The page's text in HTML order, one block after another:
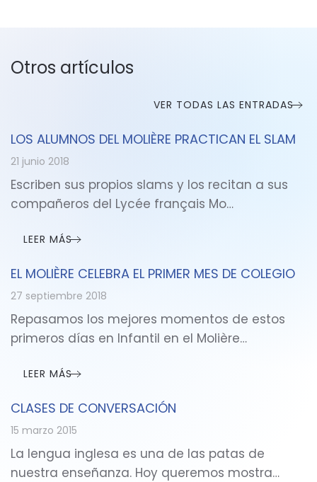
Otros artículos
VER TODAS LAS ENTRADAS
LOS ALUMNOS DEL MOLIÈRE PRACTICAN EL SLAM
21 junio 2018
Escriben sus propios slams y los recitan a sus
compañeros del Lycée français Mo…
LEER MÁS
EL MOLIÈRE CELEBRA EL PRIMER MES DE COLEGIO
27 septiembre 2018
Repasamos los mejores momentos de estos
primeros días en Infantil en el Molière…
LEER MÁS
CLASES DE CONVERSACIÓN
15 marzo 2015
La lengua inglesa es una de las patas de
nuestra enseñanza. Hoy queremos mostra…